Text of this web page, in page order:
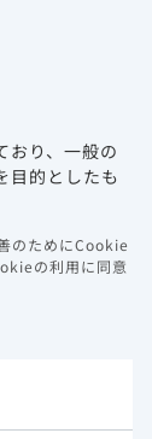
性
よび
週まで
り、 一般の
目的としたも
のためにCookie
の利用に同意